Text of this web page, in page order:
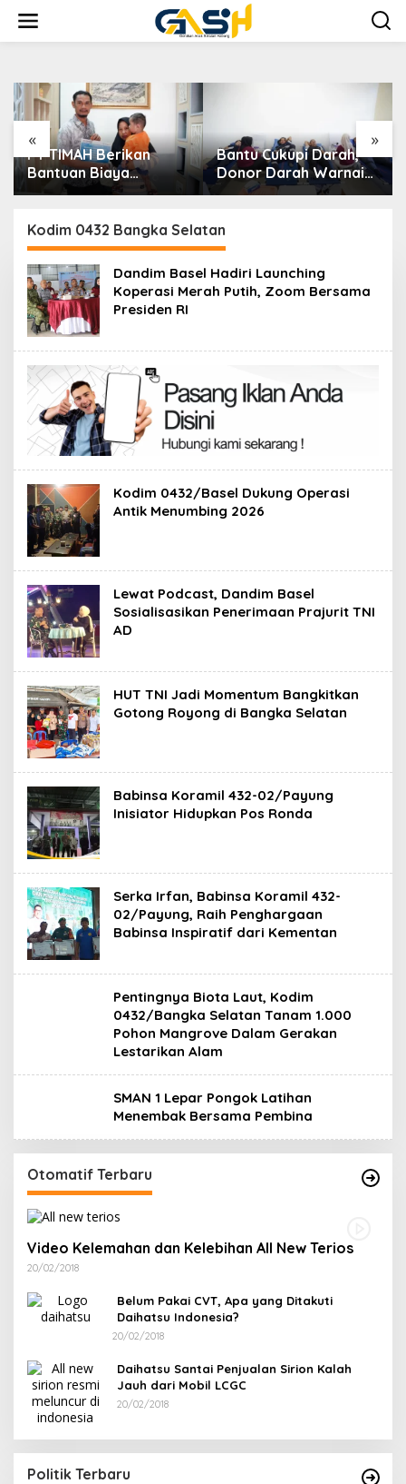
konten
« »
Bantu Cukupi Darah,
Donor Darah Warnai
Bulan Bakti HUT ke-50
Tengah
Dalam Rangka
Menyambut HUT RI Ke-
81, Bupati Riza
Pemutihan Pajak
Kendaraan Bermotor
Kodim 0432 Bangka Selatan
Dandim Basel Hadiri Launching
Koperasi Merah Putih, Zoom Bersama
Presiden RI
Kodim 0432/Basel Dukung Operasi
Antik Menumbing 2026
Lewat Podcast, Dandim Basel
Sosialisasikan Penerimaan Prajurit TNI
AD
HUT TNI Jadi Momentum Bangkitkan
Gotong Royong di Bangka Selatan
Babinsa Koramil 432-02/Payung
Inisiator Hidupkan Pos Ronda
Serka Irfan, Babinsa Koramil 432-
02/Payung, Raih Penghargaan
Babinsa Inspiratif dari Kementan
Pentingnya Biota Laut, Kodim
0432/Bangka Selatan Tanam 1.000
Pohon Mangrove Dalam Gerakan
Lestarikan Alam
SMAN 1 Lepar Pongok Latihan
Menembak Bersama Pembina
Otomatif Terbaru
Video Kelemahan dan Kelebihan All New Terios
20/02/2018
Belum Pakai CVT, Apa yang Ditakuti
Daihatsu Indonesia?
20/02/2018
Daihatsu Santai Penjualan Sirion Kalah
Jauh dari Mobil LCGC
20/02/2018
Politik Terbaru
PDI Perjuangan Bagikan Takjil
Di Bangka Selatan, Politik